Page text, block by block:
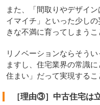
また、「間取りやデザイ
イマイチ」といった少し
きな不満に育ってしまうこ
リノベーションならそう
ますし、住宅業界の常識
住まい」だって実現するこ
［理由③］中古住宅は